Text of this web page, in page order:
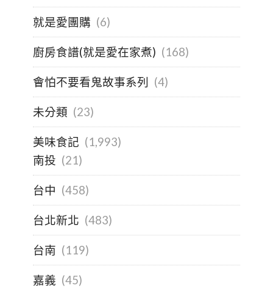
就是愛團購 (6)
廚房食譜(就是愛在家煮) (168)
會怕不要看鬼故事系列 (4)
未分類 (23)
美味食記 (1,993)
南投 (21)
台中 (458)
台北新北 (483)
台南 (119)
嘉義 (45)